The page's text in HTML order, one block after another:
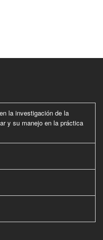
la investigación de la
y su manejo en la práctica